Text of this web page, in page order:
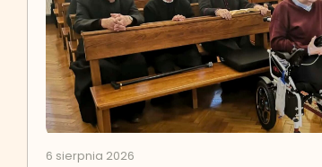
6 sierpnia 2026